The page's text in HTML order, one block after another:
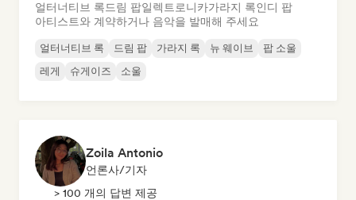
얼터너티브 록드림 팝일렉트로니카가라지 록인디 팝
아티스트와 계약하거나 음악을 발매해 주세요
얼터너티브 록 드림 팝 가라지 록 뉴 웨이브
팝 소울
레게
슈게이즈 소울
Zoila Antonio
언론사/기자
> 100 개의 답변 제공